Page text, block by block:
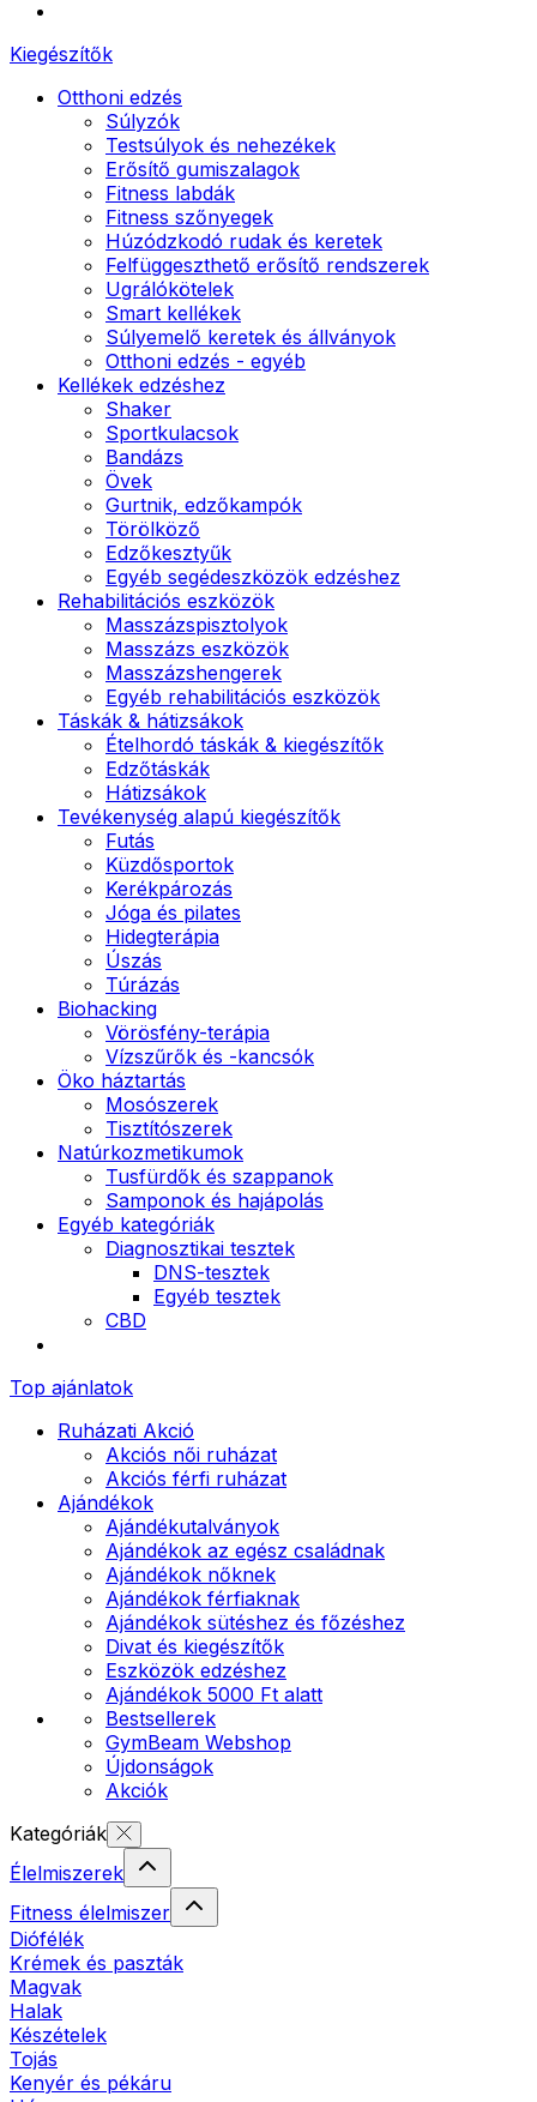
Kiegészítők
Otthoni edzés
Súlyzók
Testsúlyok és nehezékek
Erősítő gumiszalagok
Fitness labdák
Fitness szőnyegek
Húzódzkodó rudak és keretek
Felfüggeszthető erősítő rendszerek
Ugrálókötelek
Smart kellékek
Súlyemelő keretek és állványok
Otthoni edzés - egyéb
Kellékek edzéshez
Shaker
Sportkulacsok
Bandázs
Övek
Gurtnik, edzőkampók
Törölköző
Edzőkesztyűk
Egyéb segédeszközök edzéshez
Rehabilitációs eszközök
Masszázspisztolyok
Masszázs eszközök
Masszázshengerek
Egyéb rehabilitációs eszközök
Táskák & hátizsákok
Ételhordó táskák & kiegészítők
Edzőtáskák
Hátizsákok
Tevékenység alapú kiegészítők
Futás
Küzdősportok
Kerékpározás
Jóga és pilates
Hidegterápia
Úszás
Túrázás
Biohacking
Vörösfény-terápia
Vízszűrők és -kancsók
Öko háztartás
Mosószerek
Tisztítószerek
Natúrkozmetikumok
Tusfürdők és szappanok
Samponok és hajápolás
Egyéb kategóriák
Diagnosztikai tesztek
DNS-tesztek
Egyéb tesztek
CBD
Top ajánlatok
Ruházati Akció
Akciós női ruházat
Akciós férfi ruházat
Ajándékok
Ajándékutalványok
Ajándékok az egész családnak
Ajándékok nőknek
Ajándékok férfiaknak
Ajándékok sütéshez és főzéshez
Divat és kiegészítők
Eszközök edzéshez
Ajándékok 5000 Ft alatt
Bestsellerek
GymBeam Webshop
Újdonságok
Akciók
Kategóriák
Élelmiszerek
Fitness élelmiszer
Diófélék
Krémek és paszták
Magvak
Halak
Készételek
Tojás
Kenyér és pékáru